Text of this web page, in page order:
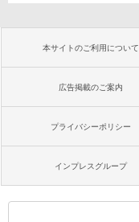
本サイトのご利用について
広告掲載のご案内
プライバシーポリシー
インプレスグループ